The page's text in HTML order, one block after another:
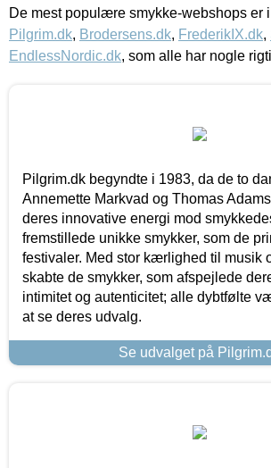
De mest populære smykke-webshops er
Pilgrim.dk, Brodersens.dk, FrederikIX.dk,
EndlessNordic.dk, som alle har nogle
Pilgrim.dk begyndte i 1983, da de to
Annemette Markvad og Thomas
deres innovative energi mod
fremstillede unikke smykker, som de
festivaler. Med stor kærlighed til musik
skabte de smykker, som afspejlede
intimitet og autenticitet; alle dybtfølte
at se deres udvalg.
Se udvalget på